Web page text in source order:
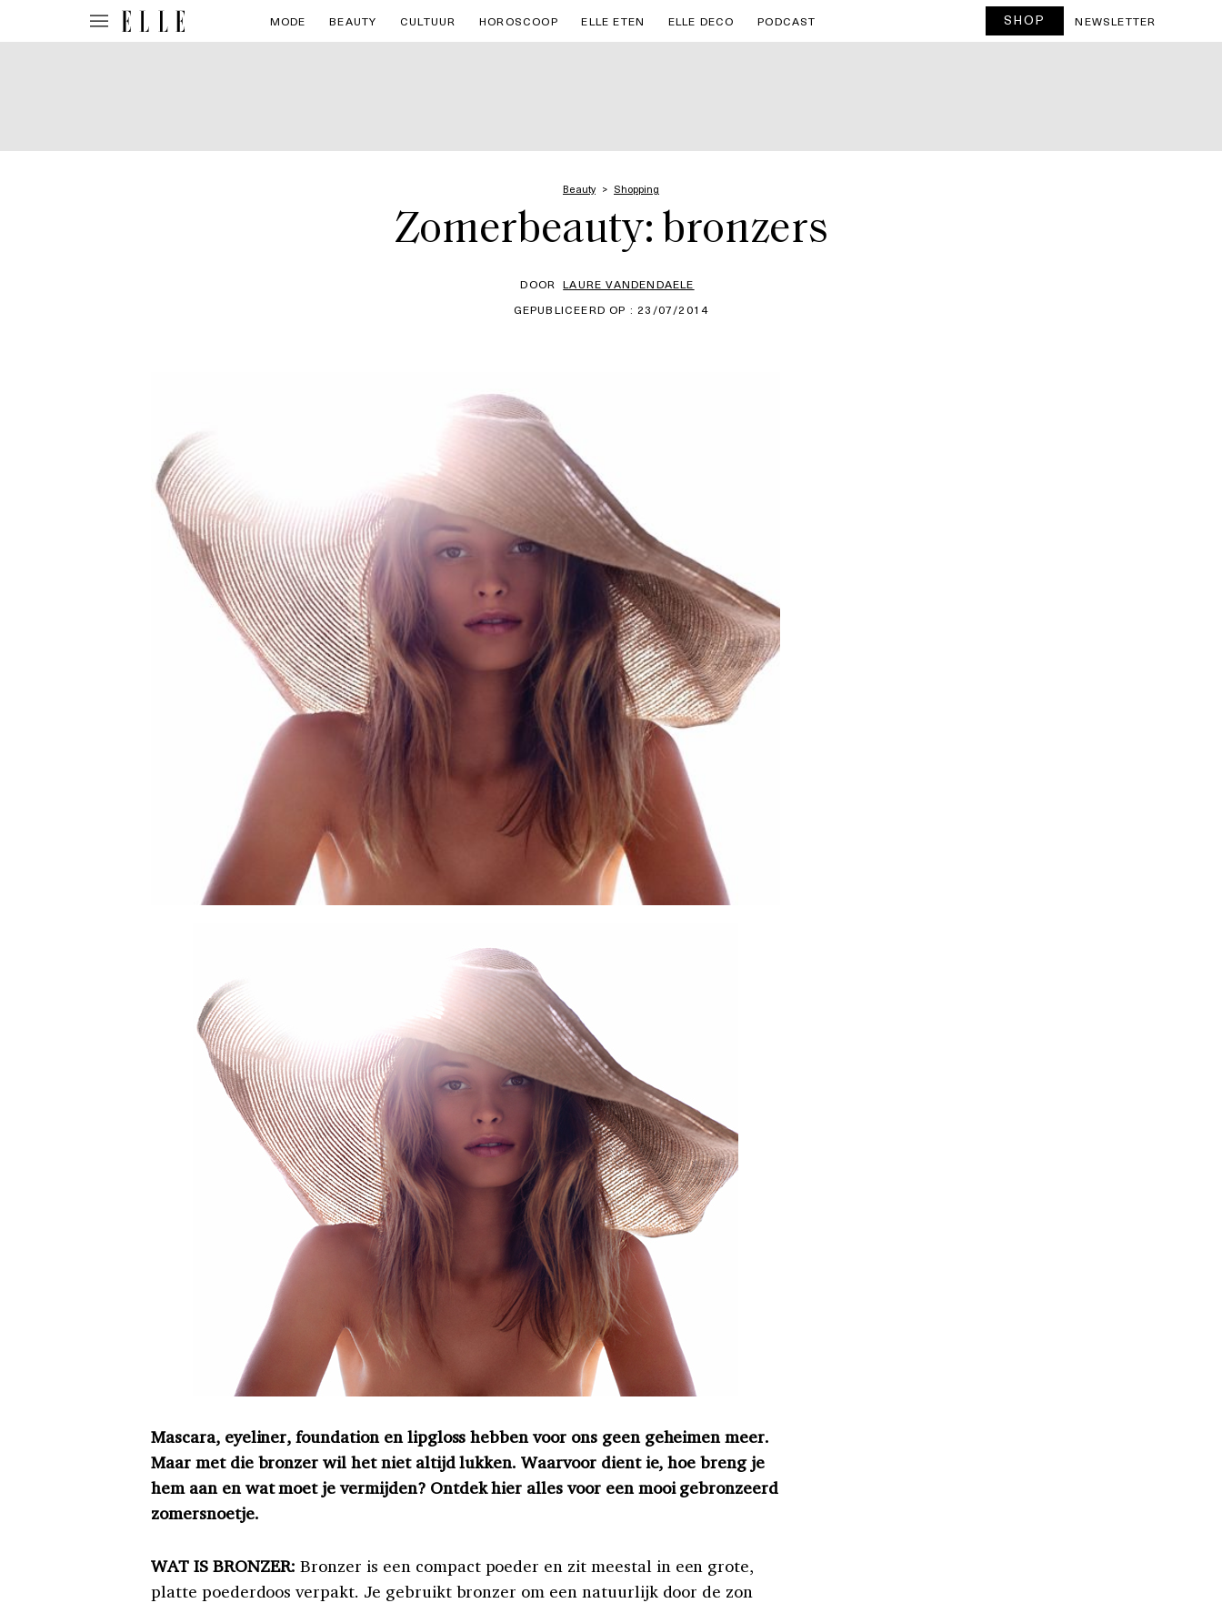
MODE BEAUTY CULTUUR HOROSCOOP ELLE ETEN ELLE DECO PODCAST SHOP NEWSLETTER
Beauty Shopping
Zomerbeauty: bronzers
DOOR LAURE VANDENDAELE
GEPUBLICEERD OP : 23/07/2014
Mascara, eyeliner, foundation en lipgloss hebben voor ons geen geheimen meer.
Maar met die bronzer wil het niet altijd lukken. Waarvoor dient ie, hoe breng je
hem aan en wat moet je vermijden? Ontdek hier alles voor een mooi gebronzeerd
zomersnoetje.
WAT IS BRONZER: Bronzer is een compact poeder en zit meestal in een grote,
platte poederdoos verpakt. Je gebruikt bronzer om een natuurlijk door de zon